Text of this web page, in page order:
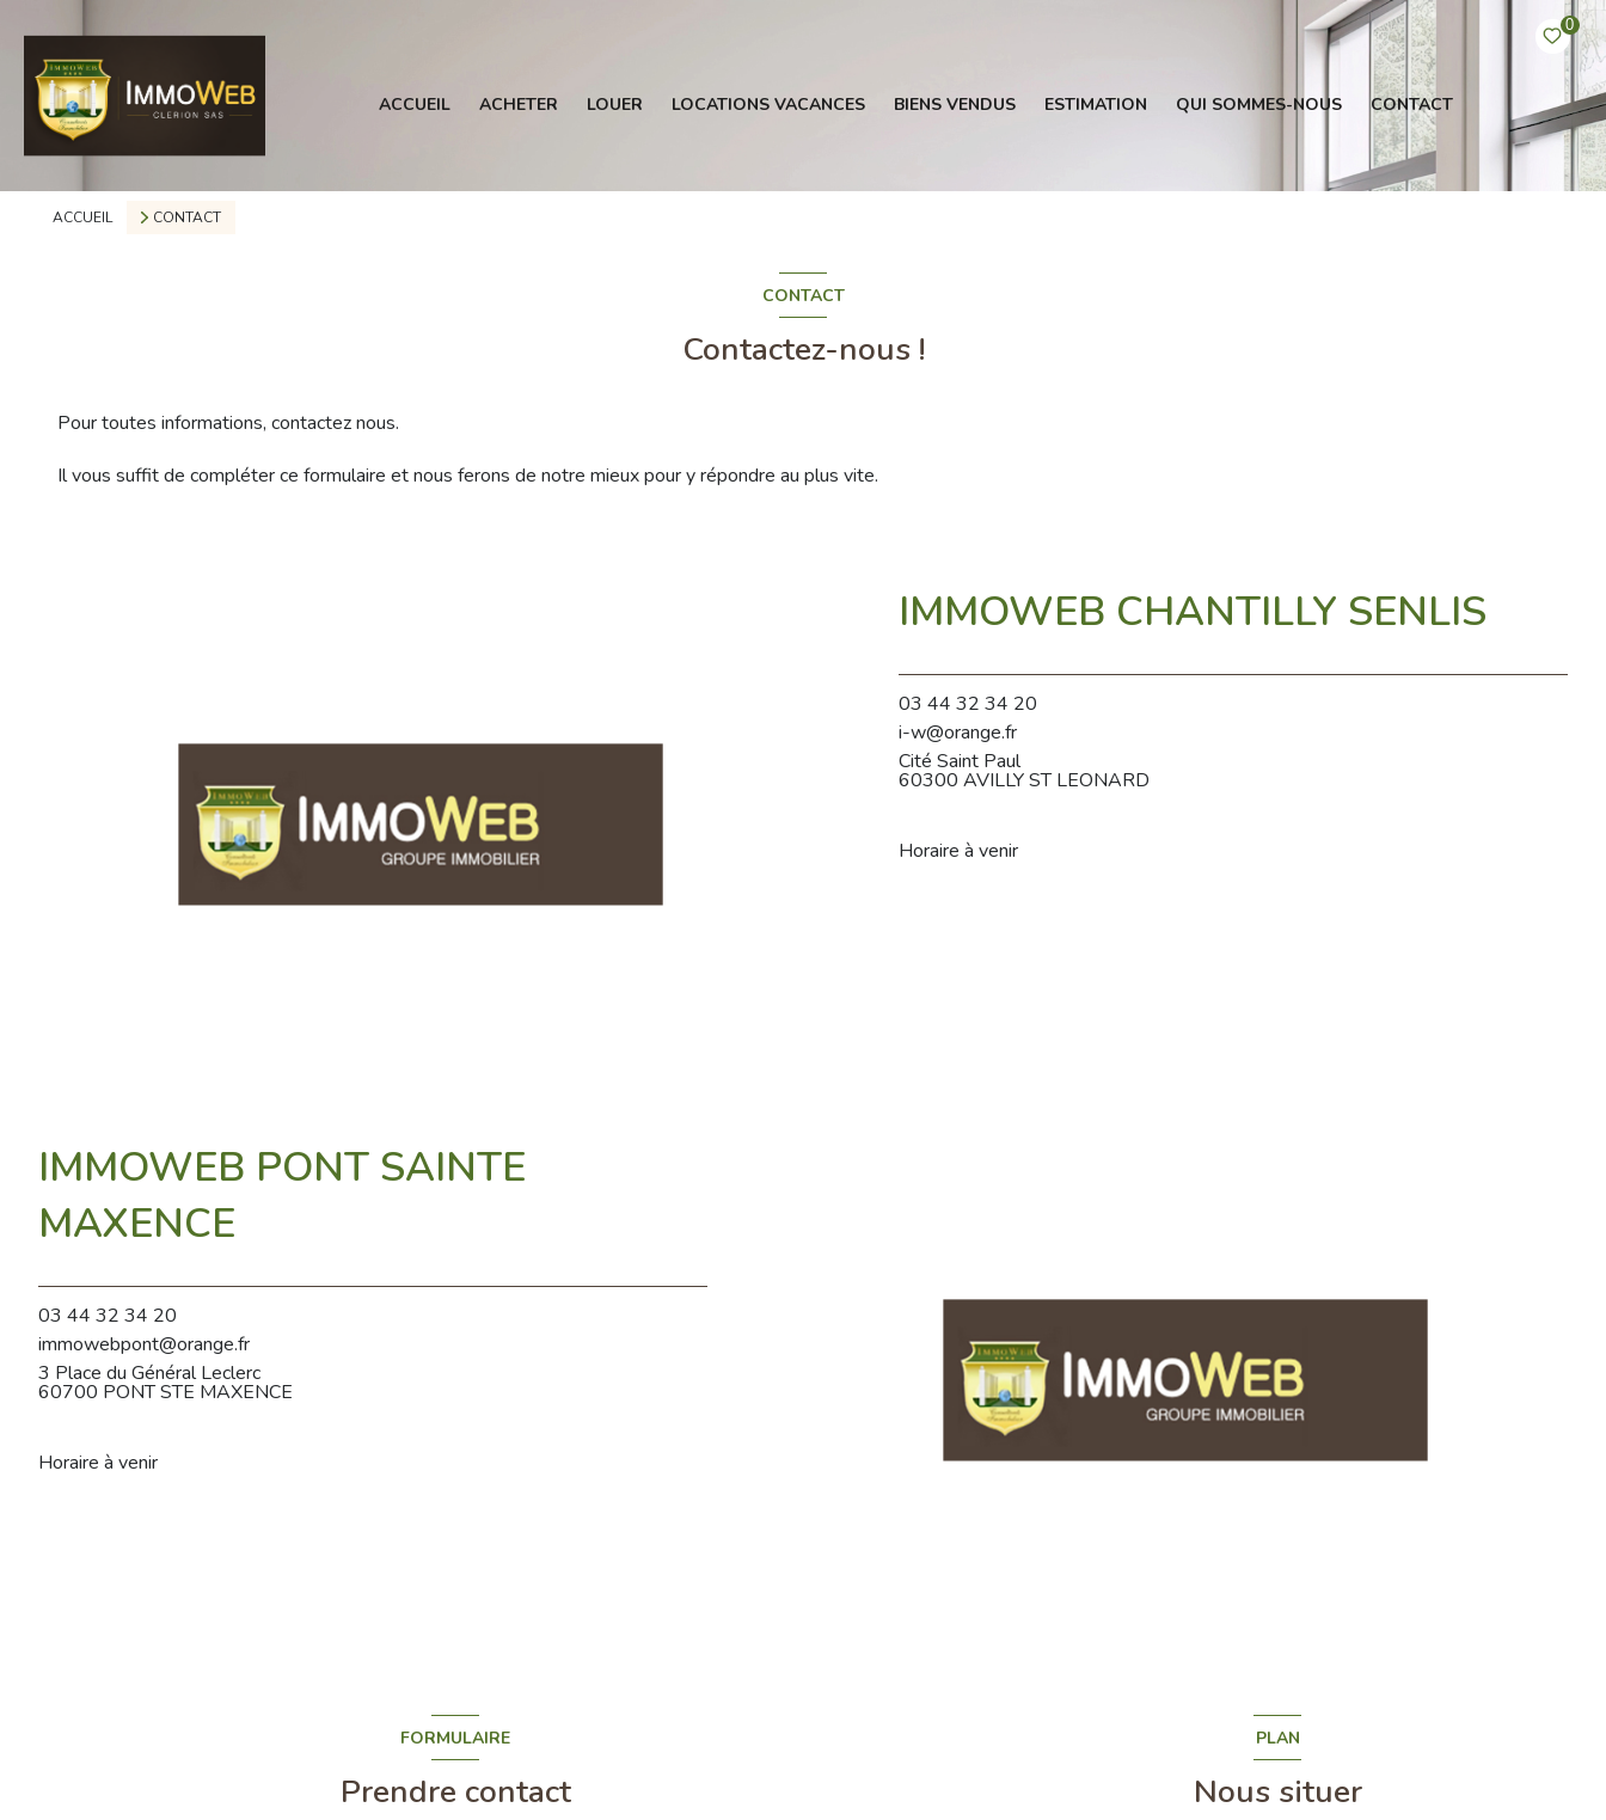
0
ACCUEIL ACHETER LOUER LOCATIONS VACANCES BIENS VENDUS ESTIMATION QUI SOMMES-NOUS CONTACT
ACCUEIL CONTACT
CONTACT
Contactez-nous !
Pour toutes informations, contactez nous.
Il vous suffit de compléter ce formulaire et nous ferons de notre mieux pour y répondre au plus vite.
IMMOWEB CHANTILLY SENLIS
03 44 32 34 20
i-w@orange.fr
Cité Saint Paul
60300 AVILLY ST LEONARD
Horaire à venir
IMMOWEB PONT SAINTE
MAXENCE
03 44 32 34 20
immowebpont@orange.fr
3 Place du Général Leclerc
60700 PONT STE MAXENCE
Horaire à venir
FORMULAIRE
Prendre contact
PLAN
Nous situer